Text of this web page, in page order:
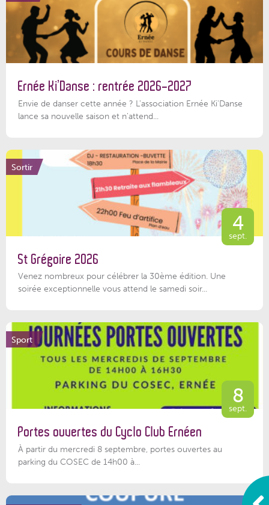
Ernée Ki’Danse : rentrée 2026-2027
Envie de danser cette année ? L'association Ernée Ki'Danse
lance sa nouvelle saison et n'attend...
Sortir
4
sept.
St Grégoire 2026
Venez nombreux pour célébrer la 30ème édition. Une
soirée exceptionnelle vous attend le samedi soir...
Sport
8
sept.
Portes ouvertes du Cyclo Club Ernéen
À partir du mercredi 8 septembre, portes ouvertes au
parking du COSEC de 14h00 à...